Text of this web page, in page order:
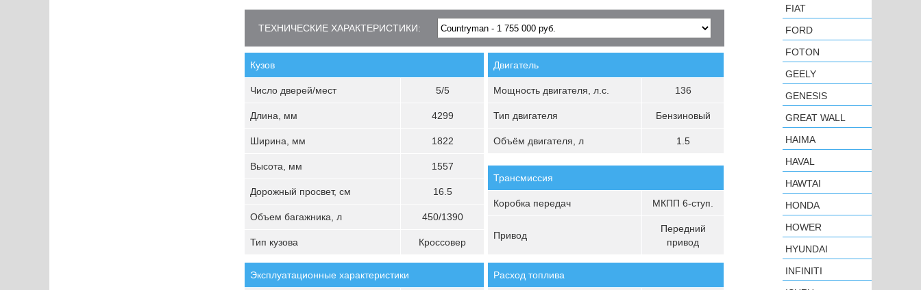
ТЕХНИЧЕСКИЕ ХАРАКТЕРИСТИКИ:
Кузов
Число дверей/мест 5/5
Длина, мм 4299
Ширина, мм 1822
Высота, мм 1557
Дорожный просвет, см 16.5
Объем багажника, л 450/1390
Тип кузова Кроссовер
Двигатель
Мощность двигателя, л.с. 136
Тип двигателя Бензиновый
Объём двигателя, л 1.5
Трансмиссия
Коробка передач МКПП 6-ступ.
Привод
Передний
привод
Эксплуатационные характеристики Расход топлива
FIAT
FORD
FOTON
GEELY
GENESIS
GREAT WALL
HAIMA
HAVAL
HAWTAI
HONDA
HOWER
HYUNDAI
INFINITI